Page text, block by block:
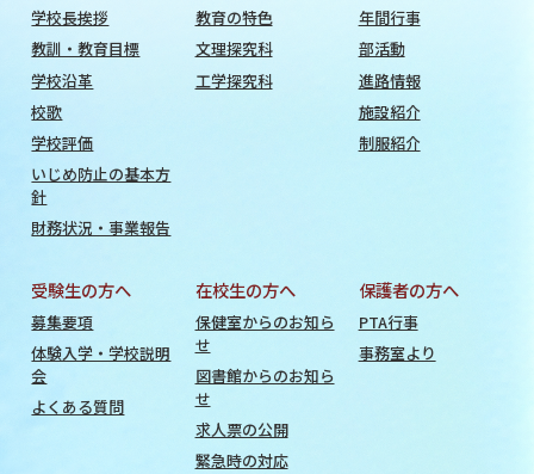
学校長挨拶
教訓・教育目標
学校沿革
校歌
学校評価
いじめ防止の基本方
針
財務状況・事業報告
教育の特色
文理探究科
工学探究科
年間行事
部活動
進路情報
施設紹介
制服紹介
受験生の方へ
募集要項
体験入学・学校説明
会
よくある質問
在校生の方へ
保健室からのお知ら
せ
図書館からのお知ら
せ
求人票の公開
緊急時の対応
保護者の方へ
PTA行事
事務室より